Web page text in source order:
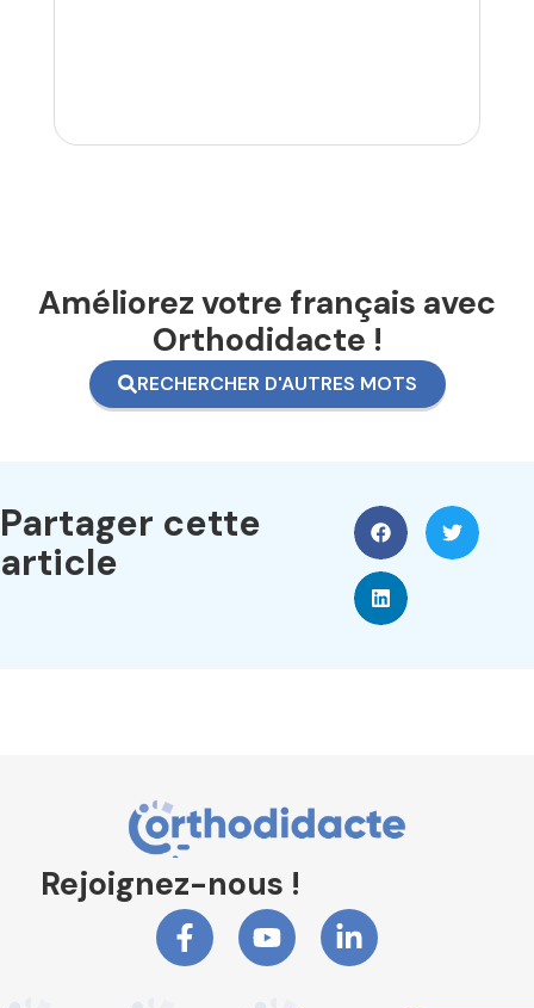
Améliorez votre français avec
Orthodidacte !
RECHERCHER D'AUTRES MOTS
Partager cette
article
Rejoignez-nous !